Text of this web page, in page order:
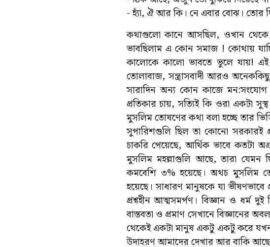
- হ্যাঁ, ঐ আর কি। নে এবার বোঝ। তোর
কথাগুলো কানে আসছিল, ওখান থেকে
ভাবছিলাম এ কোন সমাজ ! কোথায়
কালোকে কালো ভাবতে ভুলে যায়! এই
তোলাবাজ, সন্ত্রাসবাদী আরও
সারাদিন অন্য কোন কাজে
প্রতিকার চায়, সত্যিই কি ওরা একটা
মুসলিম তোষণের কথা বলা হচ্ছে তার
সুপারিশগুলি ছিল তা কোনো সরকারই
চাকরি পেয়েছে, আর্থিক ভাবে কতটা
মুসলিম মহল্লাগুলি আছে, তারা যেমন
কমবেশি ৩% হয়েছে। অথচ মুসলিম
হয়েছে। সাধারণ মানুষকে যা
প্রশ্নহীন আত্মসমর্পণ। বিজ্ঞান ও ধর্ম
বাস্তবতা ও প্রমাণ সেখানে বিজ্ঞানের
থেকেই একটা মানুষ একটু একটু করে
উদাহরণ আমাদের দেখার আর বাকি আছে